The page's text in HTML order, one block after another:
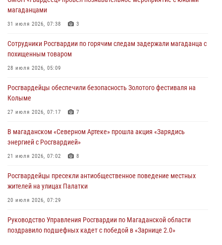
магаданцами
31 июля 2026, 07:38 3
Сотрудники Росгвардии по горячим следам задержали магаданца с
похищенным товаром
28 июля 2026, 05:09
Росгвардейцы обеспечили безопасность Золотого фестиваля на
Колыме
27 июля 2026, 07:17 7
В магаданском «Северном Артеке» прошла акция «Зарядись
энергией с Росгвардией»
21 июля 2026, 07:02 8
Росгвардейцы пресекли антиобщественное поведение местных
жителей на улицах Палатки
20 июля 2026, 07:29
Руководство Управления Росгвардии по Магаданской области
поздравило подшефных кадет с победой в «Зарнице 2.0»